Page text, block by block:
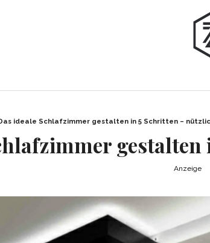
ideale Schlafzimmer gestalten in 5 Schritten –
Anzeige